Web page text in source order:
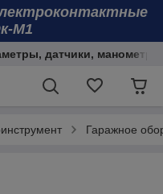
М1
датчики,
Гаражное